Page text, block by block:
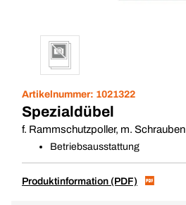
Artikelnummer: 1021322
Spezialdübel
f. Rammschutzpoller, m. Schrauben
Betriebsausstattung
Produktinformation (PDF)